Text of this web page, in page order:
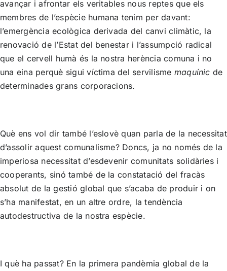
avançar i afrontar els veritables nous reptes que els
membres de l’espècie humana tenim per davant:
l’emergència ecològica derivada del canvi climàtic, la
renovació de l’Estat del benestar i l’assumpció radical
que el cervell humà és la nostra herència comuna i no
una eina perquè sigui víctima del servilisme maquínic de
determinades grans corporacions.
Què ens vol dir també l’eslovè quan parla de la necessitat
d’assolir aquest comunalisme? Doncs, ja no només de la
imperiosa necessitat d’esdevenir comunitats solidàries i
cooperants, sinó també de la constatació del fracàs
absolut de la gestió global que s’acaba de produir i on
s’ha manifestat, en un altre ordre, la tendència
autodestructiva de la nostra espècie.
I què ha passat? En la primera pandèmia global de la